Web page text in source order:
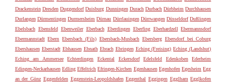
Drackenstein Dresden Duggendorf Duisburg Dunningen Durach Durbach Dürbheim Durchhausen
Durlangen Dürmentingen Durmersheim Dürnau Dürrlauingen Dürrwangen Düsseldorf Dußlingen
Ebelsbach Ebensfeld Ebenweiler Eberbach Eberdingen Eberfing Eberhardzell Ebermannsdorf
Ebermannstadt Ebern Ebersbach (Fils) Ebersbach-Musbach Ebersberg Ebersdorf bei Coburg
Ebershausen Eberstadt Ebhausen Ebnath Ebrach Ebringen Eching (Freising) Eching (Landshut)
Eching am Ammersee
Echterdingen Eckental Eckersdorf Edelsfeld Edenkoben
Ederheim
Edingen-Neckarhausen Edling Effeltrich Efringen-Kirchen Egenhausen Egenhofen Egesheim Egg
an der Günz Eggenfelden Eggenstein-Leopoldshafen Eggenthal Eggingen Egglham Egglkofen